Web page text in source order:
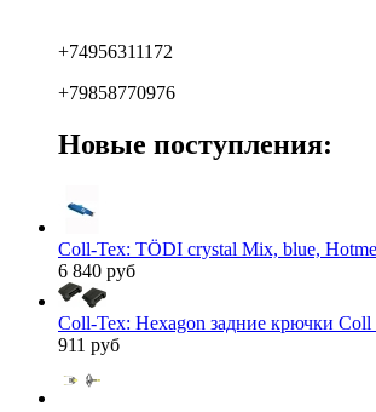
+74956311172
+79858770976
Новые поступления:
Coll-Tex: TÖDI crystal Mix, blue,
6 840 руб
Coll-Tex: Hexagon задние крючки Coll
911 руб